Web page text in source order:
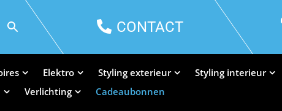
CONTACT
Elektro Styling exterieur Styling interieur
Verlichting Cadeaubonnen